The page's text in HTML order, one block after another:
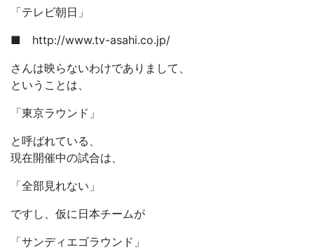
「テレビ朝日」
■ http://www.tv-asahi.co.jp/
さんは映らないわけでありまして、
ということは、
「東京ラウンド」
と呼ばれている、
現在開催中の試合は、
「全部見れない」
ですし、仮に日本チームが
「サンディエゴラウンド」